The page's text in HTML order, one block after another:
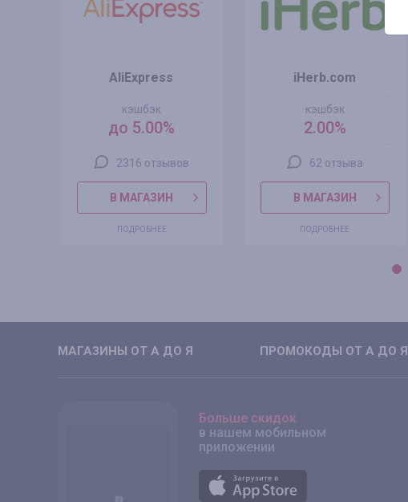
AliExpress
кэшбэк
до 5.00%
2316 отзывов
В МАГАЗИН
ПОДРОБНЕЕ
iHerb.com
кэшбэк
2.00%
62 отзыва
В МАГАЗИН
ПОДРОБНЕЕ
МАГАЗИНЫ ОТ А ДО Я ПРОМОКОДЫ ОТ А ДО Я
Больше скидок
в нашем мобильном
приложении